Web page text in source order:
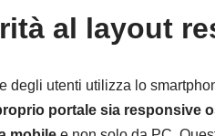
al layout
degli utenti utilizza lo
portale sia responsive